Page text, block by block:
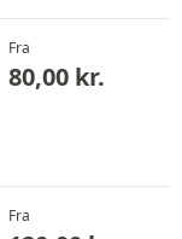
Fra
80,00 kr.
Fra